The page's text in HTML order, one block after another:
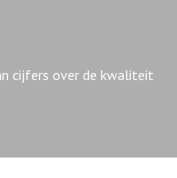
cijfers over de kwaliteit